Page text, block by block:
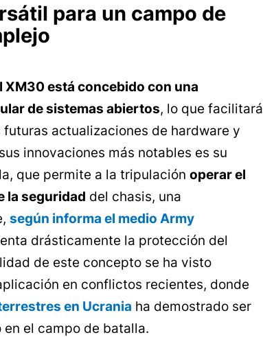
para un campo de
XM30 está concebido con una
de sistemas abiertos, lo que facilitará
futuras actualizaciones de hardware y
innovaciones más notables es su
que permite a la tripulación operar el
la seguridad del chasis, una
según informa el medio Army
drásticamente la protección del
de este concepto se ha visto
en conflictos recientes, donde
en Ucrania ha demostrado ser
el campo de batalla.